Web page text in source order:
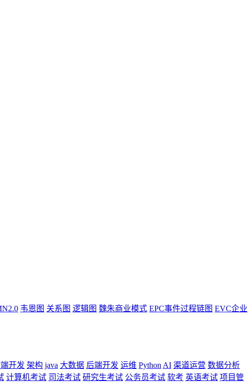
韦恩图 关系图 逻辑图 魏朱商业模式 EPC事件过程链图 EVC企业
开发 架构 java 大数据 后端开发 运维 Python AI 渠道运营 数据分析
计算机考试 司法考试 研究生考试 公务员考试 软考 英语考试 项目管